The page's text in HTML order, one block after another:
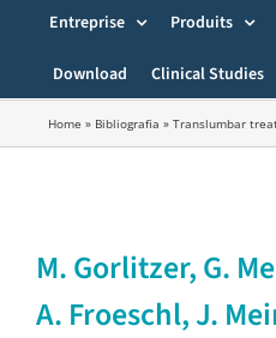
Entreprise Produits
Download Clinical Studies
Home » Bibliografia » Translumbar
M. Gorlitzer, G.
A. Froeschl, J.